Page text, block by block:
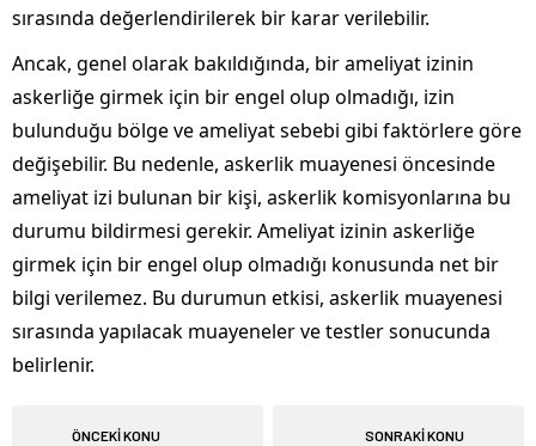
sırasında değerlendirilerek bir karar verilebilir.
Ancak, genel olarak bakıldığında, bir ameliyat izinin
askerliğe girmek için bir engel olup olmadığı, izin
bulunduğu bölge ve ameliyat sebebi gibi faktörlere göre
değişebilir. Bu nedenle, askerlik muayenesi öncesinde
ameliyat izi bulunan bir kişi, askerlik komisyonlarına bu
durumu bildirmesi gerekir. Ameliyat izinin askerliğe
girmek için bir engel olup olmadığı konusunda net bir
bilgi verilemez. Bu durumun etkisi, askerlik muayenesi
sırasında yapılacak muayeneler ve testler sonucunda
belirlenir.
ÖNCEKİ KONU SONRAKİ KONU